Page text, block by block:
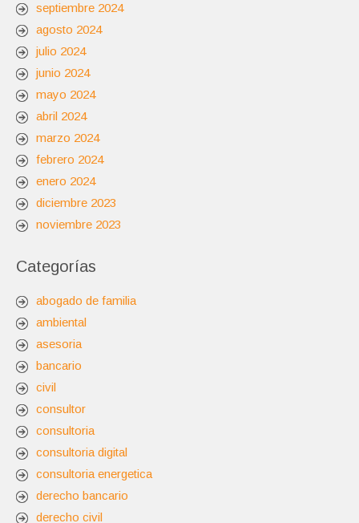
septiembre 2024
agosto 2024
julio 2024
junio 2024
mayo 2024
abril 2024
marzo 2024
febrero 2024
enero 2024
diciembre 2023
noviembre 2023
Categorías
abogado de familia
ambiental
asesoria
bancario
civil
consultor
consultoria
consultoria digital
consultoria energetica
derecho bancario
derecho civil